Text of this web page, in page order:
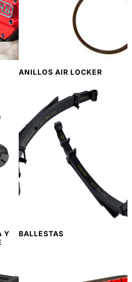
ANILLOS AIR LOCKER
Y
BALLESTAS